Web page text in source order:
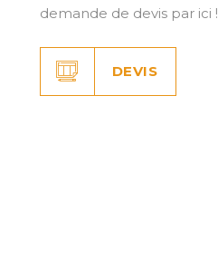
demande de devis par ici !
DEVIS